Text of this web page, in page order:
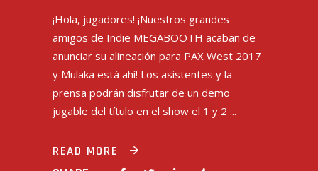
¡Hola, jugadores! ¡Nuestros grandes
amigos de Indie MEGABOOTH acaban de
anunciar su alineación para PAX West 2017
y Mulaka está ahí! Los asistentes y la
prensa podrán disfrutar de un demo
jugable del título en el show el 1 y 2
READ MORE